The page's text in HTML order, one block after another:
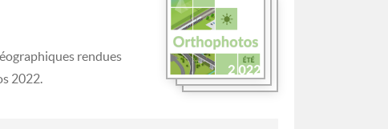
rendues
2022.